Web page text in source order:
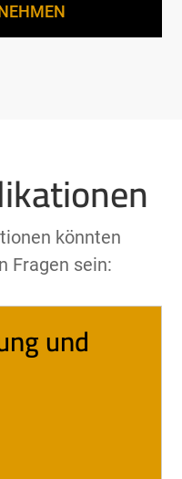
könnten
Fragen sein:
und